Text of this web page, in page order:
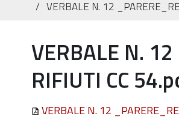
VERBALE N. 12
VERBALE N.
RIFIUTI CC
VERBALE N. 12